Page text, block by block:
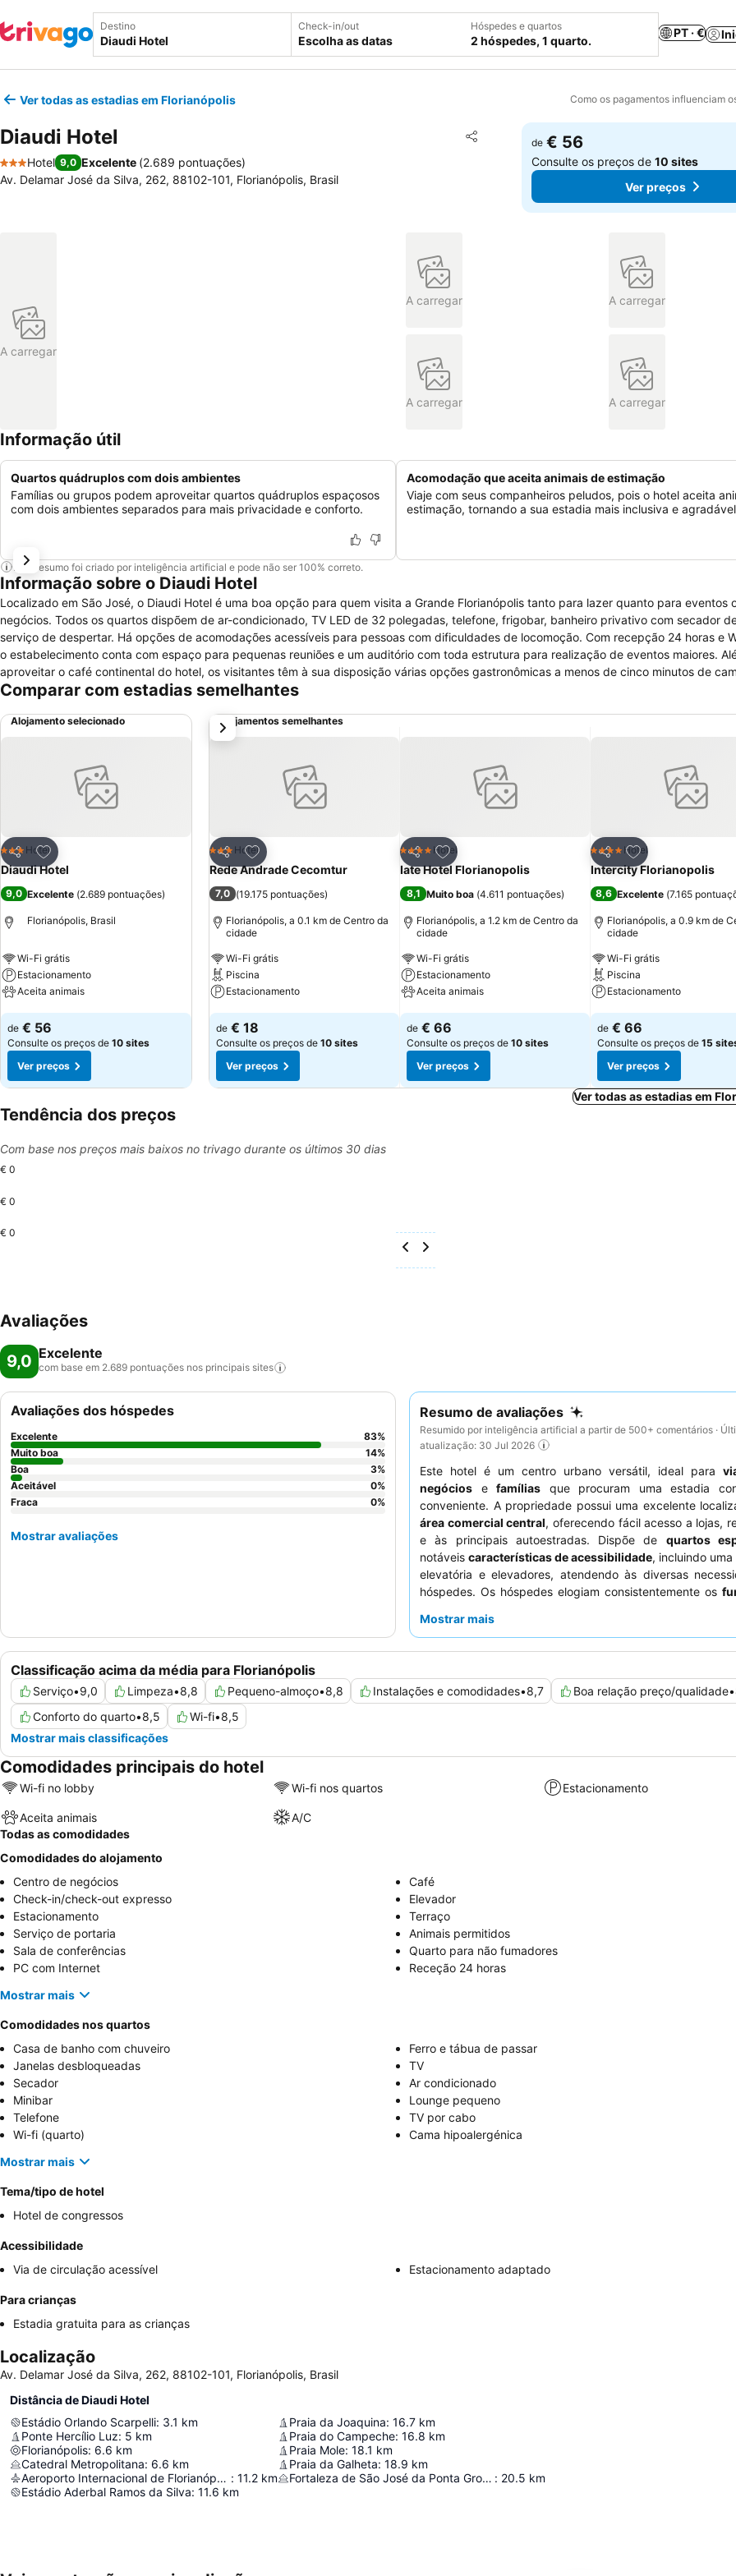
Destino Check-in/out
Escolha as datas
Hóspedes e quartos
2 hóspedes, 1 quarto.
PT · €
Ver todas as estadias em Florianópolis Como os pagamentos influenciam
Diaudi Hotel Partilhar
Adicionar aos favoritos
3 Estrelas
Hotel 9,0 Excelente (2.689 pontuações)
Av. Delamar José da Silva, 262, 88102-101, Florianópolis, Brasil
de € 56
Consulte os preços de10 sites
Ver preços
A carregar
A carregar A carregar
A carregar A carregar
Informação útil
Quartos quádruplos com dois ambientes
Famílias ou grupos podem aproveitar quartos quádruplos espaçosos
com dois ambientes separados para mais privacidade e conforto.
Acomodação que aceita animais de estimação
Viaje com seus companheiros peludos, pois o hotel aceita
estimação, tornando a sua estadia mais inclusiva e
Este resumo foi criado por inteligência artificial e pode não ser 100% correto.
Informação sobre o Diaudi Hotel
Localizado em São José, o Diaudi Hotel é uma boa opção para quem visita a Grande Florianópolis tanto para lazer quanto para eventos
negócios. Todos os quartos dispõem de ar-condicionado, TV LED de 32 polegadas, telefone, frigobar, banheiro privativo com secador de cabelos e
serviço de despertar. Há opções de acomodações acessíveis para pessoas com dificuldades de locomoção. Com recepção 24 horas e Wi-Fi gratuito,
o estabelecimento conta com espaço para pequenas reuniões e um auditório com toda estrutura para realização de eventos maiores. Além de
aproveitar o café continental do hotel, os visitantes têm à sua disposição várias opções gastronômicas a menos de cinco minutos de
como a confeitaria e panificadora Pissaia, a churrascaria Meu Cantinho e o bar Chopp do Gus. O Diaudi Hotel fica a aproximadamente dez minutos
Comparar com estadias semelhantes
Alojamento selecionado
Partilhar
Adicionar aos favoritos
3 Estrelas
Hotel
Diaudi Hotel
9,0 Excelente (2.689 pontuações)
Florianópolis, Brasil
Wi-Fi grátis
Estacionamento
Aceita animais
Ver preços
de € 56
Consulte os preços de 10 sites
Ver preços
Alojamentos semelhantes
Partilhar
Adicionar aos favoritos
3 Estrelas
Hotel
Rede Andrade Cecomtur
7,0 (19.175 pontuações)
Florianópolis, a 0.1 km de Centro da
cidade
Wi-Fi grátis
Piscina
Estacionamento
Ver preços
de € 18
Consulte os preços de 10 sites
Ver preços
Partilhar
Adicionar aos favoritos
4 EstrelasHotel
Iate Hotel Florianopolis
8,1 Muito boa (4.611 pontuações)
Florianópolis, a 1.2 km de Centro da
cidade
Wi-Fi grátis
Estacionamento
Aceita animais
Ver preços
de € 66
Consulte os preços de 10 sites
Ver preços
Partilhar
Adicionar aos
4 EstrelasHotel
Intercity Florianopolis
8,6 Excelente (7.165
Florianópolis, a 0.9 km de
cidade
Wi-Fi grátis
Piscina
Estacionamento
Ver preços
de € 66
Consulte os preços de 15
Ver preços
próximo
Ver todas as estadias em
Tendência dos preços
Com base nos preços mais baixos no trivago durante os últimos 30 dias
€ 0
€ 0
€ 0
Avaliações
9,0 Excelente
com base em 2.689 pontuações nos principais sites
Resumo de avaliações
Resumido por inteligência artificial a partir de 500+ comentários ·
atualização: 30 Jul 2026
Este hotel é um centro urbano versátil, ideal para
negócios e famílias que procuram uma estadia
conveniente. A propriedade possui uma excelente
área comercial central, oferecendo fácil acesso a lojas,
e às principais autoestradas. Dispõe de quartos
notáveis características de acessibilidade, incluindo
elevatória e elevadores, atendendo às diversas
hóspedes. Os hóspedes elogiam consistentemente os
pequeno-almoço
Mostrar mais
Classificação acima da média para Florianópolis
Serviço•9,0 Limpeza•8,8 Pequeno-almoço•8,8 Instalações e comodidades•8,7 Boa relação preço/qualidade•
Conforto do quarto•8,5 Wi-fi•8,5
Mostrar mais classificações
Avaliações dos hóspedes
Excelente 83%
Muito boa
14%
Boa
3%
Aceitável
0%
Fraca
0%
Mostrar avaliações
Comodidades principais do hotel
Wi-fi no lobby Wi-fi nos quartos Estacionamento
Aceita animais
A/C
Todas as comodidades
Comodidades do alojamento
Centro de negócios
Café
Check-in/check-out expresso
Elevador
Estacionamento
Terraço
Serviço de portaria
Animais permitidos
Sala de conferências
Quarto para não fumadores
PC com Internet
Receção 24 horas
Mostrar mais
Comodidades nos quartos
Casa de banho com chuveiro
Ferro e tábua de passar
Janelas desbloqueadas
TV
Secador
Ar condicionado
Minibar
Lounge pequeno
Telefone
TV por cabo
Wi-fi (quarto)
Cama hipoalergénica
Mostrar mais
Tema/tipo de hotel
Hotel de congressos
Acessibilidade
Via de circulação acessível
Estacionamento adaptado
Para crianças
Estadia gratuita para as crianças
Localização
Av. Delamar José da Silva, 262, 88102-101, Florianópolis, Brasil
Distância de Diaudi Hotel
Estádio Orlando Scarpelli: 3.1 km
Ponte Hercílio Luz: 5 km
Florianópolis: 6.6 km
Catedral Metropolitana: 6.6 km
Aeroporto Internacional de Florianópolis Hercílio Luz : 11.2 km
Estádio Aderbal Ramos da Silva: 11.6 km
Praia da Joaquina: 16.7 km
Praia do Campeche: 16.8 km
Praia Mole: 18.1 km
Praia da Galheta: 18.9 km
Fortaleza de São José da Ponta Grossa : 20.5 km